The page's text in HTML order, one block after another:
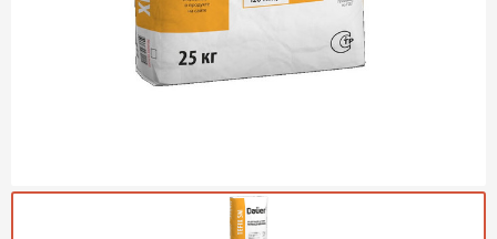
Газобетон Могилевский КСИ
ПЕРЕЙТИ
Газобетон CubiBlock
Газобетон ВКБлок